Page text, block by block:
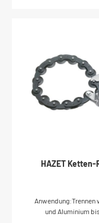
HAZET Ketten-
Anwendung:Trennen
und Aluminium bis 6